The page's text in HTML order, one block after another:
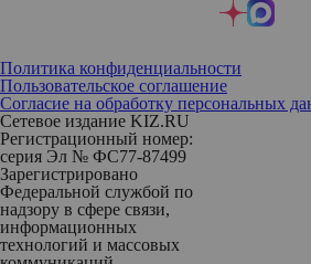
Политика конфиденциальности
Пользовательское соглашение
Согласие на обработку персональных
Сетевое издание KIZ.RU
Регистрационный номер:
серия Эл № ФС77-87499
Зарегистрировано
Федеральной службой по
надзору в сфере связи,
информационных
технологий и массовых